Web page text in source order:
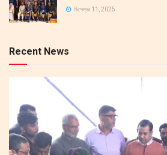
ডিসেম্বর 11, 2025
Recent News